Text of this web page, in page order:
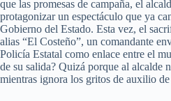
que las promesas de campaña, el
protagonizar un espectáculo que ya
Gobierno del Estado. Esta vez, el
alias “El Costeño”, un comandante
Policía Estatal como enlace entre el
de su salida? Quizá porque al alcalde
mientras ignora los gritos de auxilio